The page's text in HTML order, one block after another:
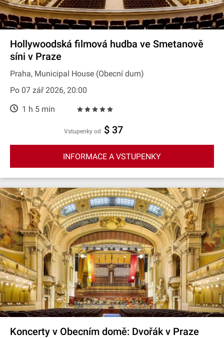
Hollywoodská filmová hudba ve Smetanově
síni v Praze
Praha, Municipal House (Obecní dum)
Po 07 zář 2026, 20:00
1 h 5 min
Vstupenky od $ 37
INFORMACE A VSTUPENKY
Koncerty v Obecním domě: Dvořák v Praze